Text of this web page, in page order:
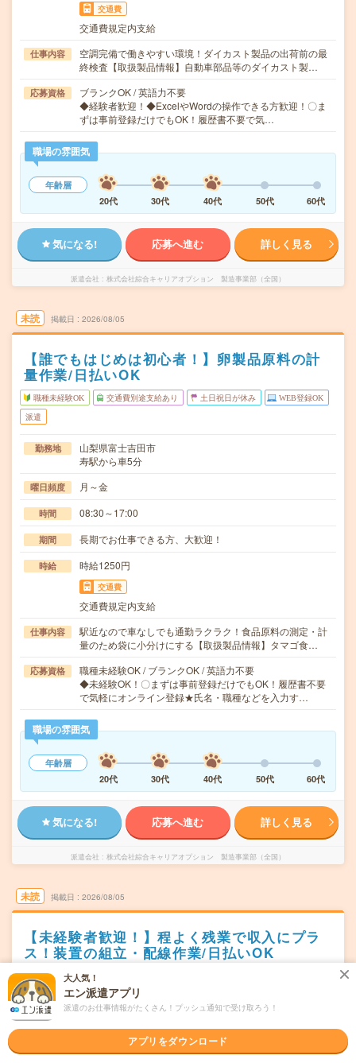
交通費
交通費規定内支給
仕事内容
空調完備で働きやすい環境！ダイカスト製品の出荷前の最
終検査【取扱製品情報】自動車部品等のダイカスト製…
応募資格
ブランクOK / 英語力不要
◆経験者歓迎！◆ExcelやWordの操作できる方歓迎！〇ま
ずは事前登録だけでもOK！履歴書不要で気…
職場の雰囲気
年齢層
20代
30代 40代 50代 60代
気になる! 応募へ進む 詳しく見る
派遣会社 株式会社綜合キャリアオプション 製造事業部（全国）
未読 掲載日 2026/08/05
【誰でもはじめは初心者！】卵製品原料の計
量作業/日払いOK
職種未経験OK 交通費別途支給あり 土日祝日が休み WEB登録OK
派遣
勤務地
山梨県富士吉田市
寿駅から車5分
曜日頻度 月～金
時間 08:30～17:00
期間 長期でお仕事できる方、大歓迎！
時給 時給1250円
交通費
交通費規定内支給
仕事内容
駅近なので車なしでも通勤ラクラク！食品原料の測定・計
量のため袋に小分けにする【取扱製品情報】タマゴ食…
応募資格
職種未経験OK / ブランクOK / 英語力不要
◆未経験OK！〇まずは事前登録だけでもOK！履歴書不要
で気軽にオンライン登録★氏名・職種などを入力す…
職場の雰囲気
年齢層
20代
30代 40代 50代 60代
気になる! 応募へ進む 詳しく見る
派遣会社 株式会社綜合キャリアオプション 製造事業部（全国）
未読 掲載日 2026/08/05
【未経験者歓迎！】程よく残業で収入にプラ
ス！装置の組立・配線作業/日払いOK
職種未経験OK
派遣
勤務地
曜日頻度 月～金
大人気！
エン派遣アプリ
派遣のお仕事情報がたくさん！プッシュ通知で受け取ろう！
アプリをダウンロード